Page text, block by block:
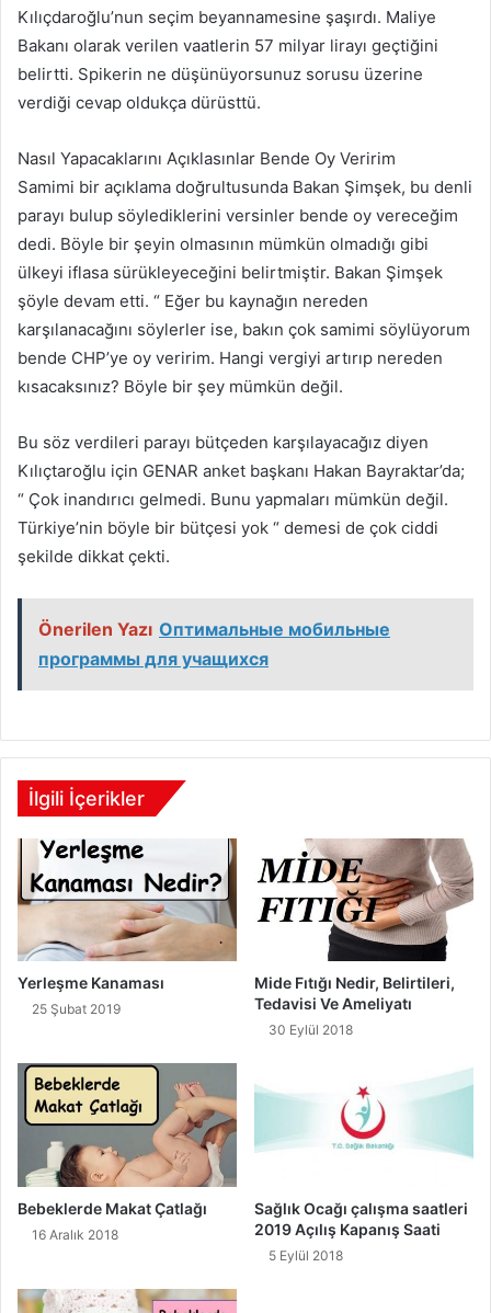
Kılıçdaroğlu’nun seçim beyannamesine şaşırdı. Maliye
Bakanı olarak verilen vaatlerin 57 milyar lirayı geçtiğini
belirtti. Spikerin ne düşünüyorsunuz sorusu üzerine
verdiği cevap oldukça dürüsttü.
Nasıl Yapacaklarını Açıklasınlar Bende Oy Veririm
Samimi bir açıklama doğrultusunda Bakan Şimşek, bu denli
parayı bulup söylediklerini versinler bende oy vereceğim
dedi. Böyle bir şeyin olmasının mümkün olmadığı gibi
ülkeyi iflasa sürükleyeceğini belirtmiştir. Bakan Şimşek
şöyle devam etti. “ Eğer bu kaynağın nereden
karşılanacağını söylerler ise, bakın çok samimi söylüyorum
bende CHP’ye oy veririm. Hangi vergiyi artırıp nereden
kısacaksınız? Böyle bir şey mümkün değil.
Bu söz verdileri parayı bütçeden karşılayacağız diyen
Kılıçtaroğlu için GENAR anket başkanı Hakan Bayraktar’da;
“ Çok inandırıcı gelmedi. Bunu yapmaları mümkün değil.
Türkiye’nin böyle bir bütçesi yok “ demesi de çok ciddi
şekilde dikkat çekti.
Önerilen Yazı Оптимальные мобильные
программы для учащихся
İlgili İçerikler
Yerleşme Kanaması
25 Şubat 2019
Mide Fıtığı Nedir, Belirtileri,
Tedavisi Ve Ameliyatı
30 Eylül 2018
Bebeklerde Makat Çatlağı
16 Aralık 2018
Sağlık Ocağı çalışma saatleri
2019 Açılış Kapanış Saati
5 Eylül 2018